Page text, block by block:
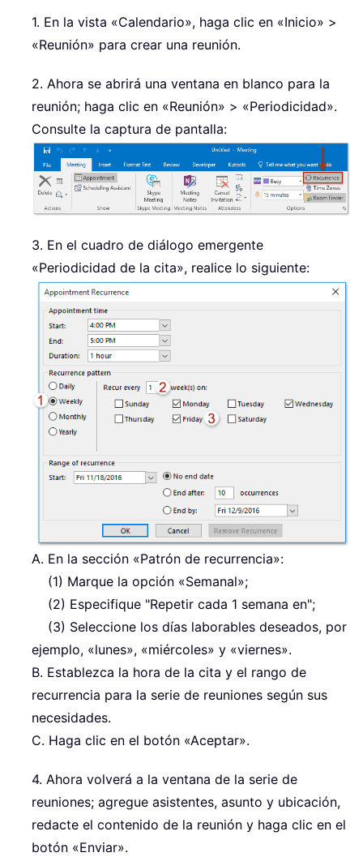
1. En la vista «Calendario», haga clic en «Inicio» >
«Reunión» para crear una reunión.
2. Ahora se abrirá una ventana en blanco para la
reunión; haga clic en «Reunión» > «Periodicidad».
Consulte la captura de pantalla:
3. En el cuadro de diálogo emergente
«Periodicidad de la cita», realice lo siguiente:
A. En la sección «Patrón de recurrencia»:
(1) Marque la opción «Semanal»;
(2) Especifique "Repetir cada 1 semana en";
(3) Seleccione los días laborables deseados, por
ejemplo, «lunes», «miércoles» y «viernes».
B. Establezca la hora de la cita y el rango de
recurrencia para la serie de reuniones según sus
necesidades.
C. Haga clic en el botón «Aceptar».
4. Ahora volverá a la ventana de la serie de
reuniones; agregue asistentes, asunto y ubicación,
redacte el contenido de la reunión y haga clic en el
botón «Enviar».